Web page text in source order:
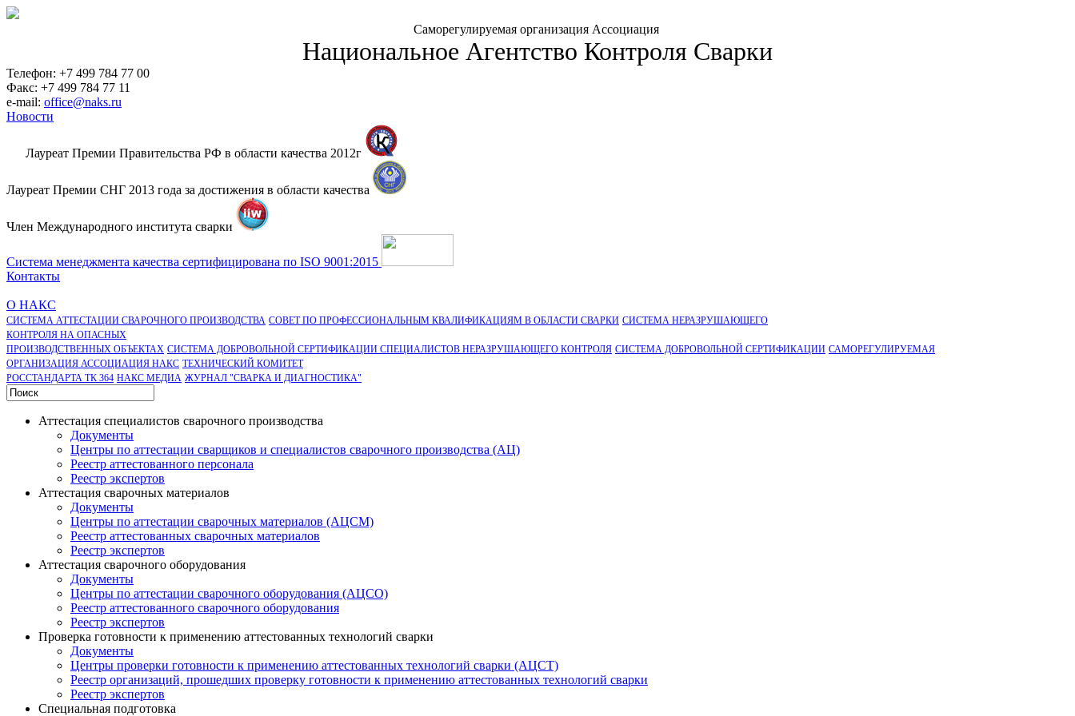
Саморегулируемая организация Ассоциация
Национальное Агентство Контроля Сварки
Телефон: +7 499 784 77 00
Факс: +7 499 784 77 11
e-mail: office@naks.ru
Новости
Лауреат Премии Правительства РФ в области качества 2012г
Лауреат Премии СНГ 2013 года за достижения в области качества
Член Международного института сварки
Система менеджмента качества сертифицирована по ISO 9001:2015
Контакты
О НАКС
СИСТЕМА АТТЕСТАЦИИ СВАРОЧНОГО ПРОИЗВОДСТВА СОВЕТ ПО ПРОФЕССИОНАЛЬНЫМ КВАЛИФИКАЦИЯМ В ОБЛАСТИ СВАРКИ СИСТЕМА НЕРАЗРУШАЮЩЕГО
КОНТРОЛЯ НА ОПАСНЫХ
ПРОИЗВОДСТВЕННЫХ ОБЪЕКТАХ СИСТЕМА ДОБРОВОЛЬНОЙ СЕРТИФИКАЦИИ СПЕЦИАЛИСТОВ НЕРАЗРУШАЮЩЕГО КОНТРОЛЯ СИСТЕМА ДОБРОВОЛЬНОЙ CЕРТИФИКАЦИИ САМОРЕГУЛИРУЕМАЯ
ОРГАНИЗАЦИЯ АССОЦИАЦИЯ НАКС ТЕХНИЧЕСКИЙ КОМИТЕТ
РОССТАНДАРТА ТК 364 НАКС МЕДИА ЖУРНАЛ "СВАРКА И ДИАГНОСТИКА"
Аттестация специалистов сварочного производства
Документы
Центры по аттестации сварщиков и специалистов сварочного производства (АЦ)
Реестр аттестованного персонала
Реестр экспертов
Аттестация сварочных материалов
Документы
Центры по аттестации сварочных материалов (АЦСМ)
Реестр аттестованных сварочных материалов
Реестр экспертов
Аттестация сварочного оборудования
Документы
Центры по аттестации сварочного оборудования (АЦСО)
Реестр аттестованного сварочного оборудования
Реестр экспертов
Проверка готовности к применению аттестованных технологий сварки
Документы
Центры проверки готовности к применению аттестованных технологий сварки (АЦСТ)
Реестр организаций, прошедших проверку готовности к применению аттестованных технологий сварки
Реестр экспертов
Специальная подготовка